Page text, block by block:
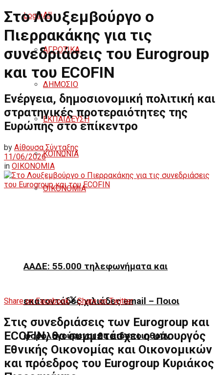
LoginAll
ΑΓΡΟΤΙΚΑ
ΔΗΜΟΣΙΟ
ΕΚΠΑΙΔΕΥΣΗ
ΚΟΙΝΩΝΙΑ
ΟΙΚΟΝΟΜΙΑ
ΑΑΔΕ: 55.000 τηλεφωνήματα και
εκατοντάδες χιλιάδες email – Ποιοι
φορολογούμενοι θα ειδοποιηθούν
Στο Λουξεμβούργο ο
Πιερρακάκης για τις
συνεδριάσεις του Eurogroup
και του ECOFIN
Ενέργεια, δημοσιονομική πολιτική και
στρατηγικές προτεραιότητες της
Ευρώπης στο επίκεντρο
by Αίθουσα Σύνταξης
11/06/2026
in ΟΙΚΟΝΟΜΙΑ
Share on Facebook Share on Twitter
Στις συνεδριάσεις των Eurogroup και
ECOFIN, θα συμμετάσχει ο υπουργός
Εθνικής Οικονομίας και Οικονομικών
και πρόεδρος του Eurogroup Κυριάκος